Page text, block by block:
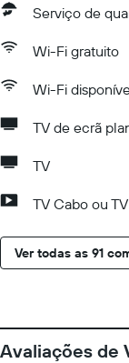
Serviço de
Wi-Fi gratuito
Wi-Fi
TV de ecrã
TV
TV Cabo ou
Ver todas as 91
Avaliações de